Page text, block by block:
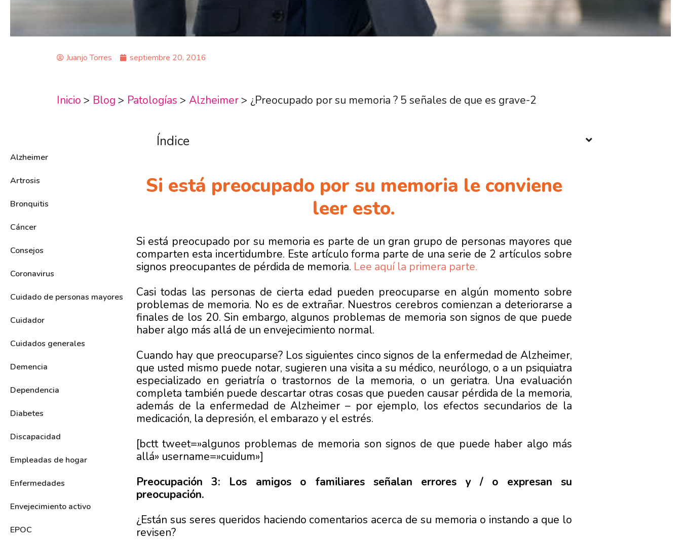
Juanjo Torres septiembre 20, 2016
Inicio > Blog > Patologías > Alzheimer> ¿Preocupado por su memoria ? 5 señales de que es grave-2
Alzheimer
Artrosis
Bronquitis
Cáncer
Consejos
Coronavirus
Cuidado de personas mayores
Cuidador
Cuidados generales
Demencia
Dependencia
Diabetes
Discapacidad
Empleadas de hogar
Enfermedades
Envejecimiento activo
EPOC
Índice
Si está preocupado por su memoria le conviene
leer esto.
Si está preocupado por su memoria es parte de un gran grupo de personas mayores que
comparten esta incertidumbre. Este artículo forma parte de una serie de 2 artículos sobre
signos preocupantes de pérdida de memoria. Lee aquí la primera parte.
Casi todas las personas de cierta edad pueden preocuparse en algún momento sobre
problemas de memoria. No es de extrañar. Nuestros cerebros comienzan a deteriorarse a
finales de los 20. Sin embargo, algunos problemas de memoria son signos de que puede
haber algo más allá de un envejecimiento normal.
Cuando hay que preocuparse? Los siguientes cinco signos de la enfermedad de Alzheimer,
que usted mismo puede notar, sugieren una visita a su médico, neurólogo, o a un psiquiatra
especializado en geriatría o trastornos de la memoria, o un geriatra. Una evaluación
completa también puede descartar otras cosas que pueden causar pérdida de la memoria,
además de la enfermedad de Alzheimer – por ejemplo, los efectos secundarios de la
medicación, la depresión, el embarazo y el estrés.
[bctt tweet=»algunos problemas de memoria son signos de que puede haber algo más
allá» username=»cuidum»]
Preocupación 3: Los amigos o familiares señalan errores y / o expresan su
preocupación.
¿Están sus seres queridos haciendo comentarios acerca de su memoria o instando a que lo
revisen?